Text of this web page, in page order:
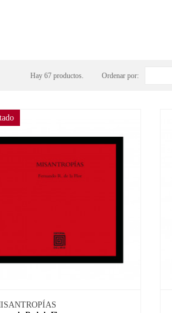
Hay 67 productos. Ordenar por: